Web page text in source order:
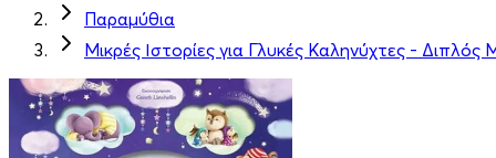
Παραμύθια
Μικρές Ιστορίες για Γλυκές Καληνύχτες - ∆ιπλός